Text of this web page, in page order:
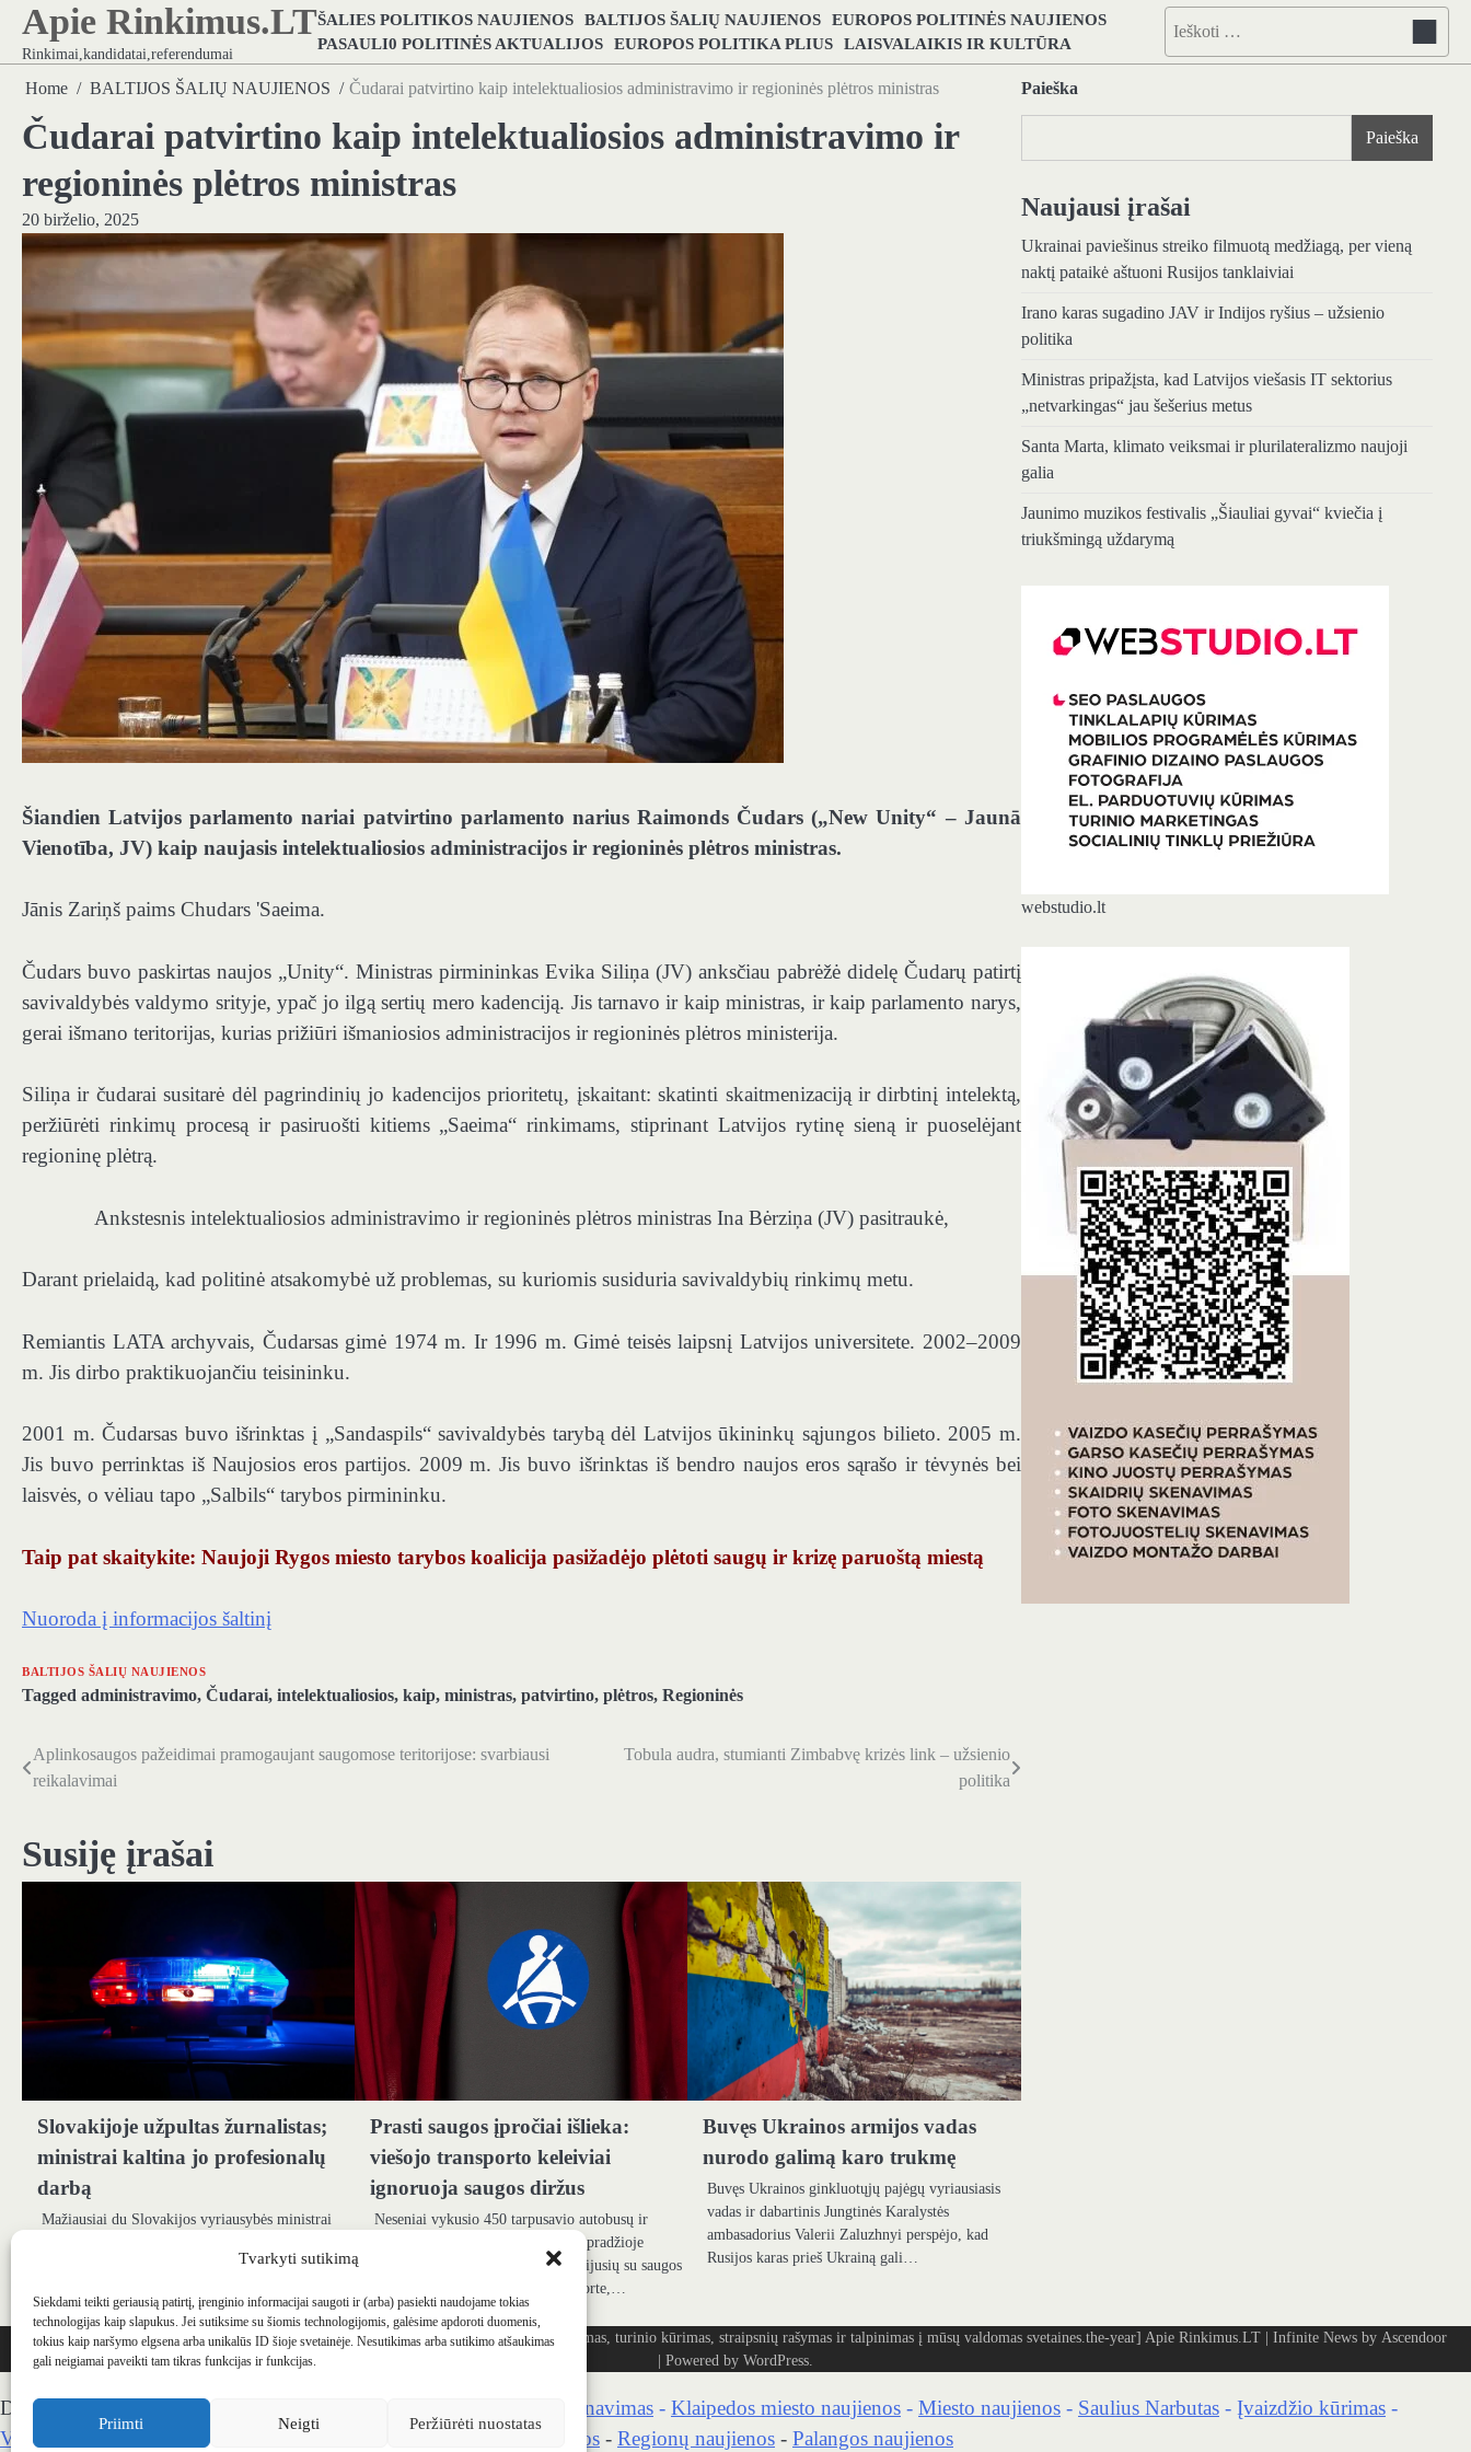
Tvarkyti sutikimą
Siekdami teikti geriausią patirtį, įrenginio informacijai saugoti ir (arba) pasiekti naudojame tokias
technologijas kaip slapukus. Jei sutiksime su šiomis technologijomis, galėsime apdoroti duomenis,
tokius kaip naršymo elgsena arba unikalūs ID šioje svetainėje. Nesutikimas arba sutikimo atšaukimas
gali neigiamai paveikti tam tikras funkcijas ir funkcijas.
Priimti Neigti Peržiūrėti nuostatas
Skip
content
Apie Rinkimus.LT
Rinkimai,kandidatai,referendumai
ŠALIES POLITIKOS NAUJIENOS BALTIJOS ŠALIŲ NAUJIENOS EUROPOS POLITINĖS NAUJIENOS
PASAULI0 POLITINĖS AKTUALIJOS EUROPOS POLITIKA PLIUS LAISVALAIKIS IR KULTŪRA
Ieškoti:
Home BALTIJOS ŠALIŲ NAUJIENOS Čudarai patvirtino kaip intelektualiosios administravimo ir regioninės plėtros ministras
Čudarai patvirtino kaip intelektualiosios administravimo ir
regioninės plėtros ministras
20 birželio, 2025
Šiandien Latvijos parlamento nariai patvirtino parlamento narius Raimonds Čudars („New Unity“ – Jaunā
Vienotība, JV) kaip naujasis intelektualiosios administracijos ir regioninės plėtros ministras.
Jānis Zariņš paims Chudars 'Saeima.
Čudars buvo paskirtas naujos „Unity“. Ministras pirmininkas Evika Siliņa (JV) anksčiau pabrėžė didelę Čudarų patirtį
savivaldybės valdymo srityje, ypač jo ilgą sertių mero kadenciją. Jis tarnavo ir kaip ministras, ir kaip parlamento narys,
gerai išmano teritorijas, kurias prižiūri išmaniosios administracijos ir regioninės plėtros ministerija.
Siliņa ir čudarai susitarė dėl pagrindinių jo kadencijos prioritetų, įskaitant: skatinti skaitmenizaciją ir dirbtinį intelektą,
peržiūrėti rinkimų procesą ir pasiruošti kitiems „Saeima“ rinkimams, stiprinant Latvijos rytinę sieną ir puoselėjant
regioninę plėtrą.
Ankstesnis intelektualiosios administravimo ir regioninės plėtros ministras Ina Bėrziņa (JV) pasitraukė,
Darant prielaidą, kad politinė atsakomybė už problemas, su kuriomis susiduria savivaldybių rinkimų metu.
Remiantis LATA archyvais, Čudarsas gimė 1974 m. Ir 1996 m. Gimė teisės laipsnį Latvijos universitete. 2002–2009
m. Jis dirbo praktikuojančiu teisininku.
2001 m. Čudarsas buvo išrinktas į „Sandaspils“ savivaldybės tarybą dėl Latvijos ūkininkų sąjungos bilieto. 2005 m.
Jis buvo perrinktas iš Naujosios eros partijos. 2009 m. Jis buvo išrinktas iš bendro naujos eros sąrašo ir tėvynės bei
laisvės, o vėliau tapo „Salbils“ tarybos pirmininku.
Taip pat skaitykite: Naujoji Rygos miesto tarybos koalicija pasižadėjo plėtoti saugų ir krizę paruoštą miestą
Nuoroda į informacijos šaltinį
BALTIJOS ŠALIŲ NAUJIENOS
Tagged administravimo, Čudarai, intelektualiosios, kaip, ministras, patvirtino, plėtros, Regioninės
Navigacija
įrašų
Aplinkosaugos pažeidimai pramogaujant saugomose teritorijose: svarbiausi
reikalavimai
Tobula audra, stumianti Zimbabvę krizės link – užsienio
politika
Susiję įrašai
Slovakijoje užpultas žurnalistas;
ministrai kaltina jo profesionalų
darbą
Mažiausiai du Slovakijos vyriausybės ministrai
Schutzą kritikuodami jo publikacijas, praneša
Prasti saugos įpročiai išlieka:
viešojo transporto keleiviai
ignoruoja saugos diržus
Neseniai vykusio 450 tarpusavio autobusų ir
mikroautobusų patikrinimas metų pradžioje
atskleidė nuolatines problemų, susijusių su saugos
diržų naudojimu viešajame transporte,…
Buvęs Ukrainos armijos vadas
nurodo galimą karo trukmę
Buvęs Ukrainos ginkluotųjų pajėgų vyriausiasis
vadas ir dabartinis Jungtinės Karalystės
ambasadorius Valerii Zaluzhnyi perspėjo, kad
Rusijos karas prieš Ukrainą gali…
Paieška
Paieška
Naujausi įrašai
Ukrainai paviešinus streiko filmuotą medžiagą, per vieną
naktį pataikė aštuoni Rusijos tanklaiviai
Irano karas sugadino JAV ir Indijos ryšius – užsienio
politika
Ministras pripažįsta, kad Latvijos viešasis IT sektorius
„netvarkingas“ jau šešerius metus
Santa Marta, klimato veiksmai ir plurilateralizmo naujoji
galia
Jaunimo muzikos festivalis „Šiauliai gyvai“ kviečia į
triukšmingą uždarymą
webstudio.lt
WEBSTUDIO.LT© SKAITMENINIO MARKETINGO PASLAUGOS. SEO tekstų rašymas, turinio kūrimas, straipsnių rašymas ir talpinimas į mūsų valdomas svetaines.the-year] Apie Rinkimus.LT| Infinite News by Ascendoor
| Powered by WordPress
Draugai: - Marketingo agentūra Skaidrių skenavimas - Klaipedos miesto naujienos - Miesto naujienos - Saulius Narbutas - Įvaizdžio kūrimas -
Veidoskaita
Teniso treniruotės - Pranešimai spaudai - Kauno naujienos - Regionų naujienos - Palangos naujienos